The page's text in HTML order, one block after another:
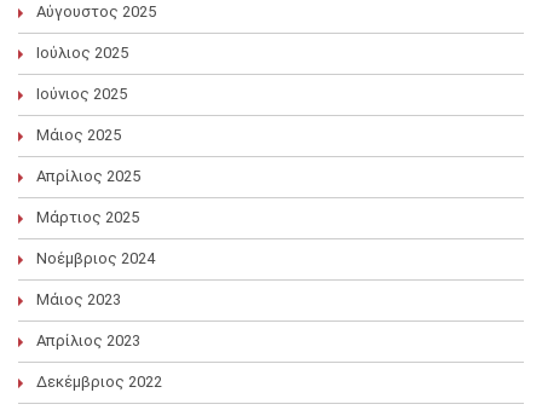
Αύγουστος 2025
Ιούλιος 2025
Ιούνιος 2025
Μάιος 2025
Απρίλιος 2025
Μάρτιος 2025
Νοέμβριος 2024
Μάιος 2023
Απρίλιος 2023
Δεκέμβριος 2022